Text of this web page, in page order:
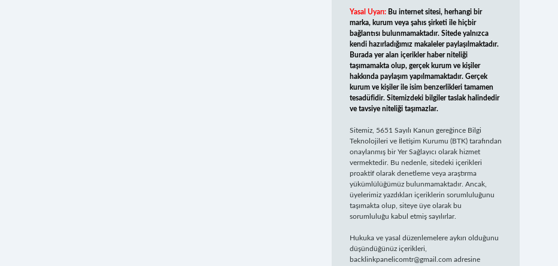
Yasal Uyarı: Bu internet sitesi, herhangi bir
marka, kurum veya şahıs şirketi ile hiçbir
bağlantısı bulunmamaktadır. Sitede yalnızca
kendi hazırladığımız makaleler paylaşılmaktadır.
Burada yer alan içerikler haber niteliği
taşımamakta olup, gerçek kurum ve kişiler
hakkında paylaşım yapılmamaktadır. Gerçek
kurum ve kişiler ile isim benzerlikleri tamamen
tesadüfidir. Sitemizdeki bilgiler taslak halindedir
ve tavsiye niteliği taşımazlar.
Sitemiz, 5651 Sayılı Kanun gereğince Bilgi
Teknolojileri ve İletişim Kurumu (BTK) tarafından
onaylanmış bir Yer Sağlayıcı olarak hizmet
vermektedir. Bu nedenle, sitedeki içerikleri
proaktif olarak denetleme veya araştırma
yükümlülüğümüz bulunmamaktadır. Ancak,
üyelerimiz yazdıkları içeriklerin sorumluluğunu
taşımakta olup, siteye üye olarak bu
sorumluluğu kabul etmiş sayılırlar.
Hukuka ve yasal düzenlemelere aykırı olduğunu
düşündüğünüz içerikleri,
backlinkpanelicomtr@gmail.com adresine